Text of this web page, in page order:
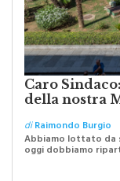
Caro
della nostra
diRaimondo Burgio
Abbiamo lottato da
oggi dobbiamo